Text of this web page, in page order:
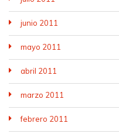
junio 2011
mayo 2011
abril 2011
marzo 2011
febrero 2011